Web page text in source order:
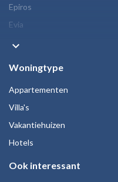
Epiros
Evia
keyboard_arrow_down
Woningtype
Appartementen
Villa's
Vakantiehuizen
Hotels
Ook interessant